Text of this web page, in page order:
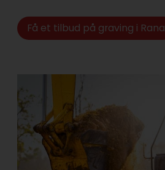
Få et tilbud på graving i Rana